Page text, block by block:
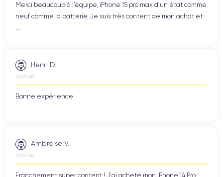
Merci beaucoup à l’équipe, iPhone 15 pro max d’un état comme
neuf comme la batterie. Je suis très content de mon achat et
Henri D.
12/07/26
Bonne expérience
Ambroise V.
10/07/26
Franchement super content ! J'ai acheté mon iPhone 14 Pro